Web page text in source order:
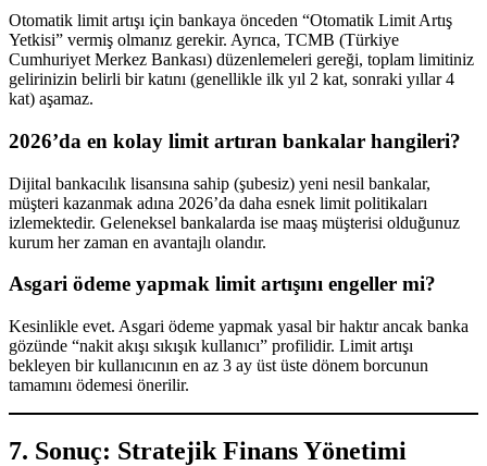
Otomatik limit artışı için bankaya önceden “Otomatik Limit Artış
Yetkisi” vermiş olmanız gerekir. Ayrıca, TCMB (Türkiye
Cumhuriyet Merkez Bankası) düzenlemeleri gereği, toplam limitiniz
gelirinizin belirli bir katını (genellikle ilk yıl 2 kat, sonraki yıllar 4
kat) aşamaz.
2026’da en kolay limit artıran bankalar hangileri?
Dijital bankacılık lisansına sahip (şubesiz) yeni nesil bankalar,
müşteri kazanmak adına 2026’da daha esnek limit politikaları
izlemektedir. Geleneksel bankalarda ise maaş müşterisi olduğunuz
kurum her zaman en avantajlı olandır.
Asgari ödeme yapmak limit artışını engeller mi?
Kesinlikle evet. Asgari ödeme yapmak yasal bir haktır ancak banka
gözünde “nakit akışı sıkışık kullanıcı” profilidir. Limit artışı
bekleyen bir kullanıcının en az 3 ay üst üste dönem borcunun
tamamını ödemesi önerilir.
7. Sonuç: Stratejik Finans Yönetimi